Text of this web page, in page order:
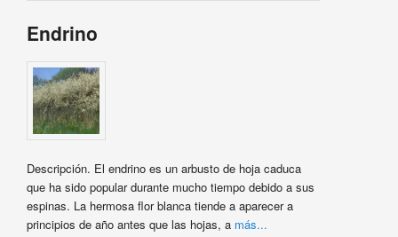
Endrino
Descripción. El endrino es un arbusto de hoja caduca
que ha sido popular durante mucho tiempo debido a sus
espinas. La hermosa flor blanca tiende a aparecer a
principios de año antes que las hojas, a más...